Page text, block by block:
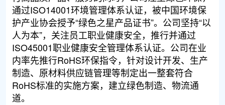
通过ISO14001环境管理体系认证，被中国环境保
护产业协会授予“绿色之星产品证书”。公司坚持“以
人为本”，关注员工职业健康安全，推行并通过
ISO45001职业健康安全管理体系认证。公司在业
内率先推行RoHS环保指令，针对设计开发、生产
制造、原材料供应链管理等制定出一整套符合
RoHS标准的实施方案，建立绿色制造、物流通
道。